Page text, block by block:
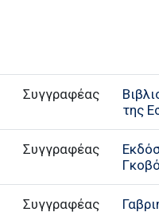
Συγγραφέας
της
Συγγραφέας
Συγγραφέας